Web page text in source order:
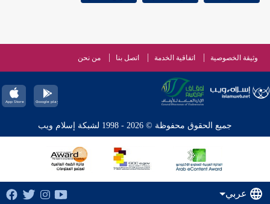
وثيقة الخصوصية اتفاقية الخدمة اتصل بنا من نحن
جميع الحقوق محفوظة © 2026 - 1998 لشبكة إسلام ويب
عربي